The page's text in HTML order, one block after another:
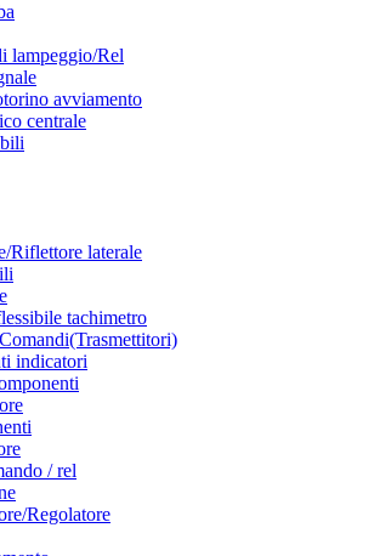
lampeggio/Rel
avviamento
centrale
Riflettore laterale
tachimetro
indicatori
/ rel
Regolatore